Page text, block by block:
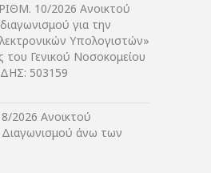
10/2026 Ανοικτού
για την
Υπολογιστών»
του Γενικού Νοσοκομείου
503159
2026 Ανοικτού
Διαγωνισμού άνω των